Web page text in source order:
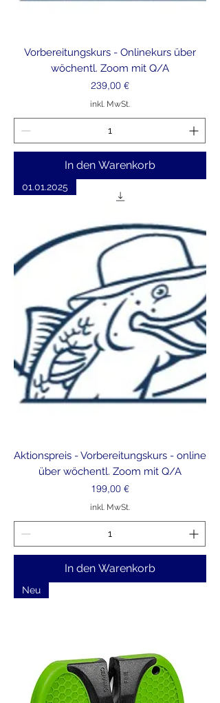
Vorbereitungskurs - Onlinekurs über
wöchentl. Zoom mit Q/A
Preis
239,00 €
inkl. MwSt.
In den Warenkorb
01.01.2025
Aktionspreis - Vorbereitungskurs - online
über wöchentl. Zoom mit Q/A
Preis
199,00 €
inkl. MwSt.
In den Warenkorb
Neu